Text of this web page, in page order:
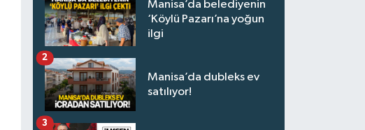
Manisa’da belediyenin
‘Köylü Pazarı’na yoğun
ilgi
Manisa’da dubleks ev
satılıyor!
2
3